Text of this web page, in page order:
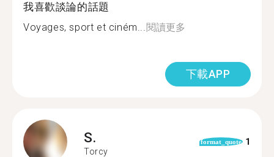
我喜歡談論的話題
Voyages, sport et ciném...閱讀更多
下載APP
S.
Torcy
format_quote 1